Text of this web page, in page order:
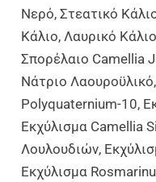
Νερό, Στεατικό
Κάλιο, Λαυρικό
Σπορέλαιο Camellia
Νάτριο
Polyquaternium-10,
Εκχύλισμα Camellia
Λουλουδιών,
Εκχύλισμα